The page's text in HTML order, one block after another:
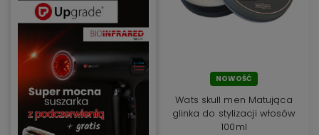
NOWOŚĆ
Wats skull men Matująca
glinka do stylizacji włosów
100ml